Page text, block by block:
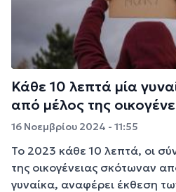
Κάθε 10 λεπτά μία
από μέλος της
16 Νοεμβρίου 2024 - 11:55
Το 2023 κάθε 10 λεπτά, οι
της οικογένειας σκότωναν
γυναίκα, αναφέρει έκθεση